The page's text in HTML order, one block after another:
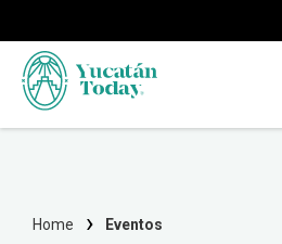
Home Eventos